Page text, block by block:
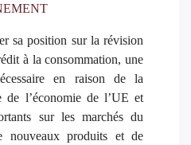
sa position sur la révision
à la consommation, une
en raison de la
de l’économie de l’UE et
sur les marchés du
nouveaux produits et de